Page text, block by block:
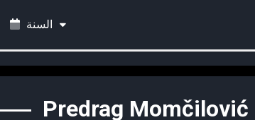
السنة
Predrag Momčilović